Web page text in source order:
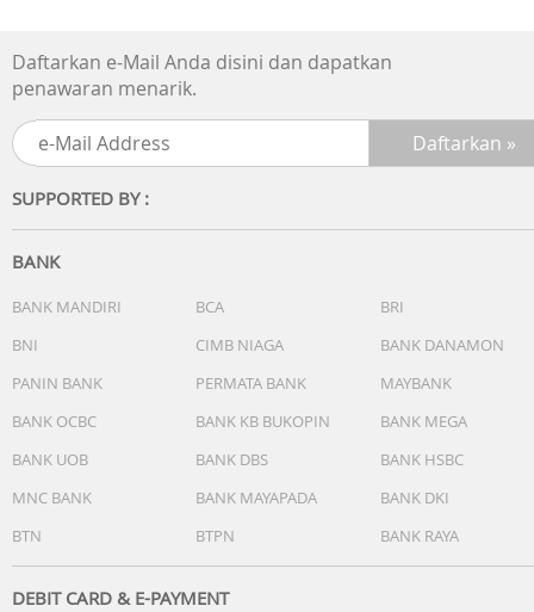
0.5 cm
Panjang Kabel 65 cm
Isi Kemasan : Satu Mesin Produk, Satu Aksesoris
Kabel Cas, Kertas Panduan
Daftarkan e-Mail Anda disini dan dapatkan
penawaran menarik.
SUPPORTED BY :
BANK
BANK MANDIRI BCA
BRI
BNI
CIMB NIAGA
BANK DANAMON
PANIN BANK
PERMATA BANK
MAYBANK
BANK OCBC
BANK KB BUKOPIN
BANK MEGA
BANK UOB
BANK DBS
BANK HSBC
MNC BANK
BANK MAYAPADA
BANK DKI
BTN
BTPN BANK RAYA
DEBIT CARD & E-PAYMENT